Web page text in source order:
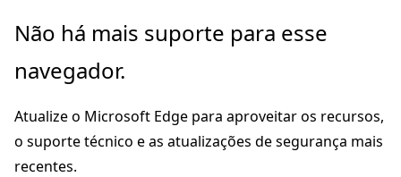
Pular
o
principal
Não há mais suporte para esse
navegador.
Atualize o Microsoft Edge para aproveitar os recursos,
o suporte técnico e as atualizações de segurança mais
recentes.